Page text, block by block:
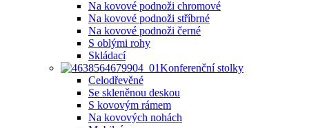
Na kovové podnoži chromové
Na kovové podnoži stříbrné
Na kovové podnoži černé
S oblými rohy
Skládací
Konferenční stolky
Celodřevěné
Se skleněnou deskou
S kovovým rámem
Na kovových nohách